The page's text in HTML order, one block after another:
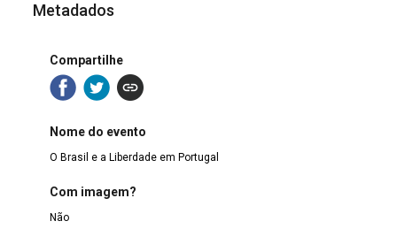
Metadados
Compartilhe
Nome do evento
O Brasil e a Liberdade em Portugal
Com imagem?
Não